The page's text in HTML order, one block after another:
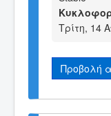
Τρίτη, 14
Προβολή